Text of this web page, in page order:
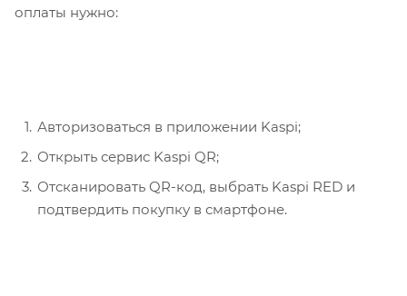
оплаты нужно:
Авторизоваться в приложении Kaspi;
Открыть сервис Kaspi QR;
Отсканировать QR-код, выбрать Kaspi RED и
подтвердить покупку в смартфоне.